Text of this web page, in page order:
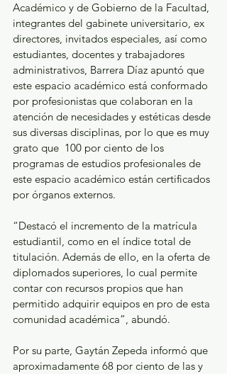
Académico y de Gobierno de la Facultad,
integrantes del gabinete universitario, ex
directores, invitados especiales, así como
estudiantes, docentes y trabajadores
administrativos, Barrera Díaz apuntó que
este espacio académico está conformado
por profesionistas que colaboran en la
atención de necesidades y estéticas desde
sus diversas disciplinas, por lo que es muy
grato que  100 por ciento de los
programas de estudios profesionales de
este espacio académico están certificados
por órganos externos.
“Destacó el incremento de la matrícula
estudiantil, como en el índice total de
titulación. Además de ello, en la oferta de
diplomados superiores, lo cual permite
contar con recursos propios que han
permitido adquirir equipos en pro de esta
comunidad académica”, abundó.
Por su parte, Gaytán Zepeda informó que
aproximadamente 68 por ciento de las y